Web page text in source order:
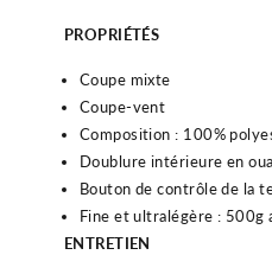
PROPRIÉTÉS
Coupe mixte
Coupe-vent
Composition : 100%
Doublure intérieure en
Bouton de contrôle de la
Fine et ultralégère : 500g
ENTRETIEN